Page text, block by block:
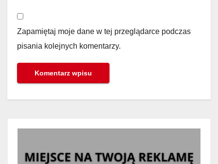
Zapamiętaj moje dane w tej przeglądarce podczas
pisania kolejnych komentarzy.